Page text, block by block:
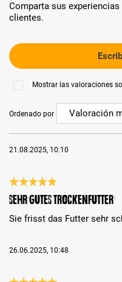
Comparta sus
clientes.
Mostrar las valoraciones
Ordenado por
21.08.2025, 10:10
Reseña con calificación de
Sehr gutes Trockenfutter
Sie frisst das Futter sehr
26.06.2025, 10:48